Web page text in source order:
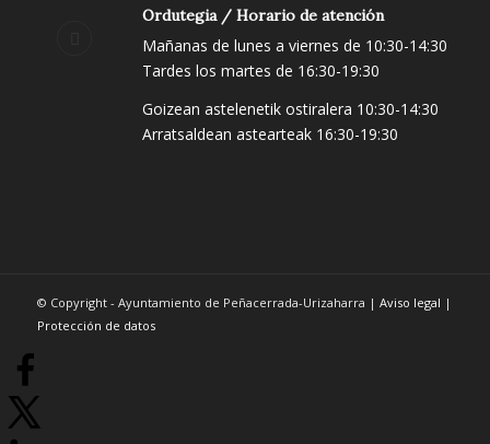
Ordutegia / Horario de atención
Mañanas de lunes a viernes de 10:30-14:30
Tardes los martes de 16:30-19:30
Goizean astelenetik ostiralera 10:30-14:30
Arratsaldean astearteak 16:30-19:30
© Copyright - Ayuntamiento de Peñacerrada-Urizaharra | Aviso legal |
Protección de datos